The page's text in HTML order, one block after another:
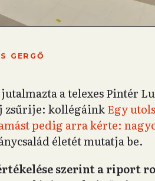
GERGŐ
a telexes Pintér
zsűrije: kollégáinkEgy
pedig arra kérte:
életét mutatja be.
szerint a riport